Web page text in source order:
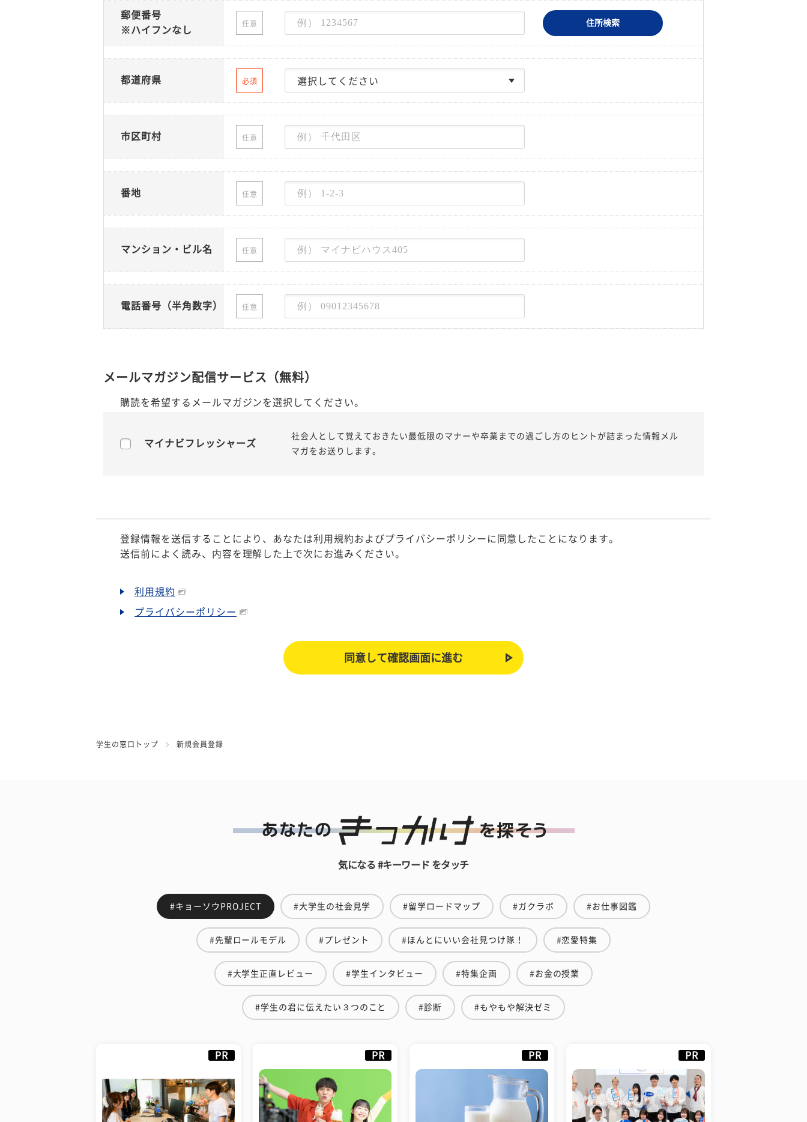
郵便番号
※ハイフンなし
任意 住所検索
都道府県 必須
市区町村 任意
番地 任意
マンション・ビル名 任意
電話番号（半角数字） 任意
メールマガジン配信サービス（無料）
購読を希望するメールマガジンを選択してください。
マイナビフレッシャーズ
社会人として覚えておきたい最低限のマナーや卒業までの過ごし方のヒントが詰まった情報メル
マガをお送りします。
登録情報を送信することにより、あなたは利用規約およびプライバシーポリシーに同意したことになります。
送信前によく読み、内容を理解した上で次にお進みください。
利用規約
プライバシーポリシー
学生の窓口トップ 新規会員登録
気になる #キーワード をタッチ
#キョーソウPROJECT #大学生の社会見学 #留学ロードマップ #ガクラボ #お仕事図鑑
#先輩ロールモデル #プレゼント #ほんとにいい会社見つけ隊！ #恋愛特集
#大学生正直レビュー #学生インタビュー #特集企画 #お金の授業
#学生の君に伝えたい３つのこと #診断 #もやもや解決ゼミ
PR PR PR PR